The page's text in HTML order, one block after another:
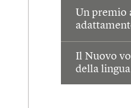
Un premio
Il Nuovo
della